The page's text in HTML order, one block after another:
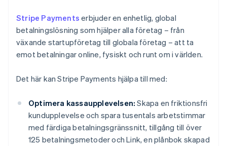
Stripe Payments erbjuder en enhetlig, global
betalningslösning som hjälper alla företag – från
växande startupföretag till globala företag – att ta
emot betalningar online, fysiskt och runt om i världen.
Det här kan Stripe Payments hjälpa till med:
Optimera kassaupplevelsen: Skapa en friktionsfri
kundupplevelse och spara tusentals arbetstimmar
med färdiga betalningsgränssnitt, tillgång till över
125 betalningsmetoder och Link, en plånbok skapad